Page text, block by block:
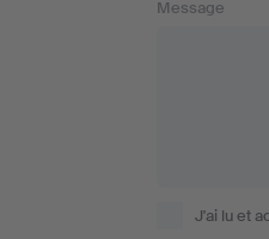
Message
J'ai lu et